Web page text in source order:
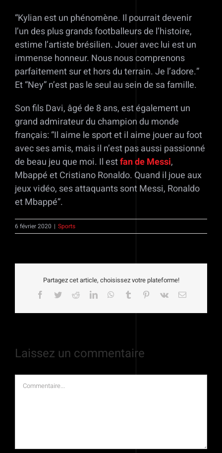
“Kylian est un phénomène. Il pourrait devenir
l’un des plus grands footballeurs de l’histoire,
estime l’artiste brésilien. Jouer avec lui est un
immense honneur. Nous nous comprenons
parfaitement sur et hors du terrain. Je l’adore.”
Et “Ney” n’est pas le seul au sein de sa famille.
Son fils Davi, âgé de 8 ans, est également un
grand admirateur du champion du monde
français: “Il aime le sport et il aime jouer au foot
avec ses amis, mais il n’est pas aussi passionné
de beau jeu que moi. Il estfan de Messi,
Mbappé et Cristiano Ronaldo. Quand il joue aux
jeux vidéo, ses attaquants sont Messi, Ronaldo
et Mbappé”.
6 février 2020 | Sports
Partagez cet article, choisissez votre plateforme!
Facebook
TwitterRedditLinkedInWhatsApp
Tumblr Pinterest
Vk Email
Laissez un commentaire
Commentaire